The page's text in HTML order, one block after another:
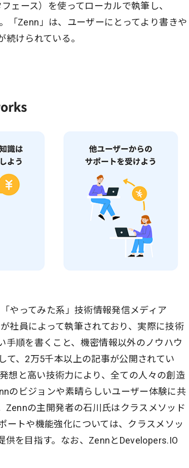
ェース）を使ってローカルで執筆し、
「Zenn」は、ユーザーにとってより書きや
けられている。
やってみた系」技術情報発信メディア
社員によって執筆されており、実際に技術
手順を書くこと、機密情報以外のノウハウ
て、2万5千本以上の記事が公開されてい
想と高い技術力により、全ての人々の創造
のビジョンや素晴らしいユーザー体験に共
Zennの主開発者の石川氏はクラスメソッド
ートや機能強化については、クラスメソッ
供を目指す。なお、ZennとDevelopers.IO